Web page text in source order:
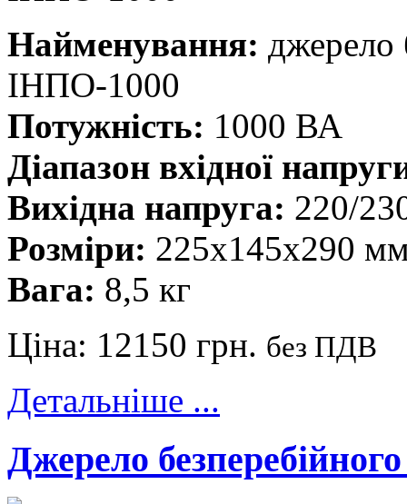
Найменування: джерело
ІНПО-1000
Потужність: 1000 ВА
Діапазон вхідної
Вихідна напруга: 220/
Розміри: 225х145х290
Вага: 8,5 кг
Ціна: 12150 грн. без ПДВ
Детальніше ...
Джерело